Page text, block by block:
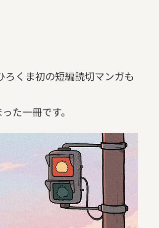
くま初の短編読切マンガも
た一冊です。